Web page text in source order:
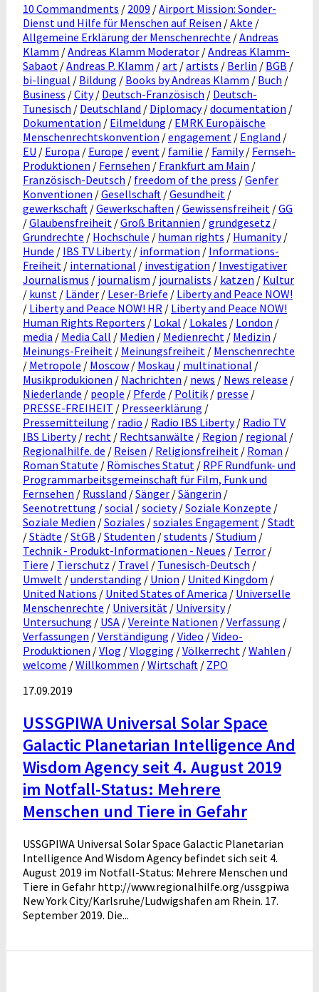
10 Commandments / 2009 /Airport Mission: Sonder-
Dienst und Hilfe für Menschen auf Reisen /Akte /
Allgemeine Erklärung der Menschenrechte /Andreas
Klamm /Andreas Klamm Moderator /Andreas Klamm-
Sabaot /Andreas P. Klamm /art /artists / Berlin / BGB /
bi-lingual / Bildung / Books by Andreas Klamm / Buch /
Business /City/ Deutsch-Französisch / Deutsch-
Tunesisch / Deutschland / Diplomacy/documentation /
Dokumentation / Eilmeldung / EMRK Europäische
Menschenrechtskonvention /engagement / England /
EU / Europa / Europe /event / familie / Family/ Fernseh-
Produktionen / Fernsehen / Frankfurt am Main /
Französisch-Deutsch / freedom of the press /Genfer
Konventionen /Gesellschaft /Gesundheit /
gewerkschaft /Gewerkschaften /Gewissensfreiheit /GG
/Glaubensfreiheit /Groß Britannien /grundgesetz /
Grundrechte / Hochschule / human rights / Humanity/
Hunde / IBS TV Liberty/ information / Informations-
Freiheit / international / investigation / Investigativer
Journalismus / journalism / journalists / katzen / Kultur
/ kunst / Länder / Leser-Briefe / Liberty and Peace NOW!
/ Liberty and Peace NOW! HR / Liberty and Peace NOW!
Human Rights Reporters / Lokal / Lokales / London /
media / Media Call / Medien / Medienrecht / Medizin /
Meinungs-Freiheit / Meinungsfreiheit / Menschenrechte
/ Metropole / Moscow / Moskau / multinational /
Musikprodukionen / Nachrichten / news / News release /
Niederlande / people / Pferde / Politik / presse /
PRESSE-FREIHEIT / Presseerklärung /
Pressemitteilung / radio / Radio IBS Liberty/ Radio TV
IBS Liberty/ recht / Rechtsanwälte / Region / regional /
Regionalhilfe. de / Reisen / Religionsfreiheit / Roman /
Roman Statute / Römisches Statut / RPF Rundfunk- und
Programmarbeitsgemeinschaft für Film, Funk und
Fernsehen / Russland /Sänger /Sängerin /
Seenotrettung /social /society/Soziale Konzepte /
Soziale Medien /Soziales /soziales Engagement /Stadt
/Städte /StGB /Studenten /students /Studium /
Technik - Produkt-Informationen - Neues / Terror /
Tiere / Tierschutz / Travel / Tunesisch-Deutsch /
Umwelt /understanding / Union / United Kingdom /
United Nations / United States of America / Universelle
Menschenrechte / Universität / University/
Untersuchung / USA /Vereinte Nationen /Verfassung /
Verfassungen /Verständigung /Video /Video-
Produktionen /Vlog /Vlogging /Völkerrecht /Wahlen /
welcome /Willkommen /Wirtschaft / ZPO
17.09.2019
USSGPIWA Universal Solar Space
Galactic Planetarian Intelligence And
Wisdom Agency seit 4. August 2019
im Notfall-Status: Mehrere
Menschen und Tiere in Gefahr
USSGPIWA Universal Solar Space Galactic Planetarian
Intelligence And Wisdom Agency befindet sich seit 4.
August 2019 im Notfall-Status: Mehrere Menschen und
Tiere in Gefahr http://www.regionalhilfe.org/ussgpiwa
New York City/Karlsruhe/Ludwigshafen am Rhein. 17.
September 2019. Die...